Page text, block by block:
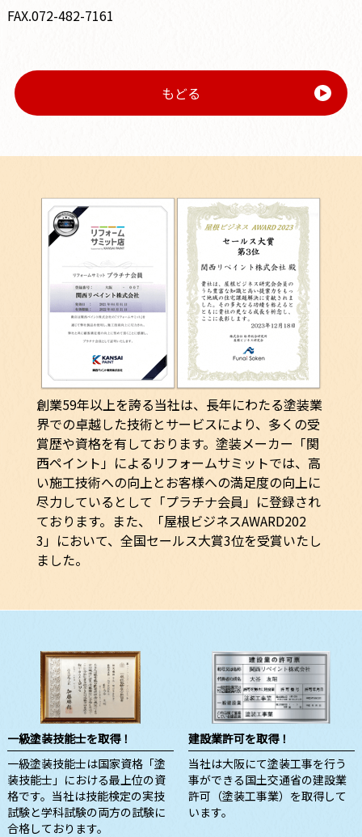
FAX.072-482-7161
もどる
創業59年以上を誇る当社は、長年にわたる塗装業
界での卓越した技術とサービスにより、多くの受
賞歴や資格を有しております。塗装メーカー「関
西ペイント」によるリフォームサミットでは、高
い施工技術への向上とお客様への満足度の向上に
尽力しているとして「プラチナ会員」に登録され
ております。また、「屋根ビジネスAWARD202
3」において、全国セールス大賞3位を受賞いたし
ました。
一級塗装技能士を取得！
一級塗装技能士は国家資格「塗
装技能士」における最上位の資
格です。当社は技能検定の実技
試験と学科試験の両方の試験に
合格しております。
建設業許可を取得！
当社は大阪にて塗装工事を行う
事ができる国土交通省の建設業
許可（塗装工事業）を取得して
います。